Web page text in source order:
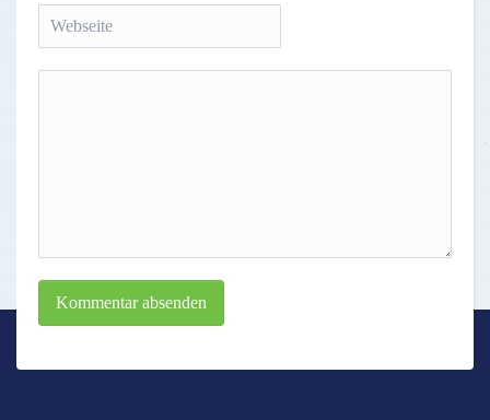
Kommentar absenden